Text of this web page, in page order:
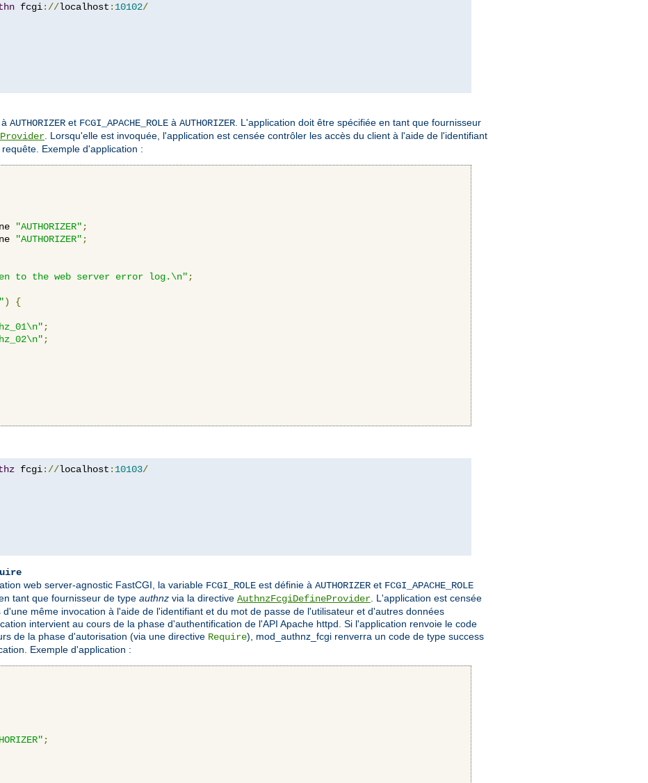
fcgi://localhost : 10102/
AUTHORIZER et FCGI_APACHE_ROLE à AUTHORIZER . L'application doit être spécifiée en tant que fournisseur
. Lorsqu'elle est invoquée, l'application est censée contrôler les accès du client à l'aide de l'identifiant
Exemple d'application :
"AUTHORIZER" ;
"AUTHORIZER" ;
to the web server error log.\n" ;
)
{
;
;
fcgi://localhost : 10103/
web server-agnostic FastCGI, la variable FCGI_ROLE est définie à AUTHORIZER et FCGI_APACHE_ROLE
tant que fournisseur de type authnz via la directive AuthnzFcgiDefineProvider . L'application est censée
même invocation à l'aide de l'identifiant et du mot de passe de l'utilisateur et d'autres données
intervient au cours de la phase d'authentification de l'API Apache httpd. Si l'application renvoie le code
de la phase d'autorisation (via une directive Require), mod_authnz_fcgi renverra un code de type success
Exemple d'application :
;